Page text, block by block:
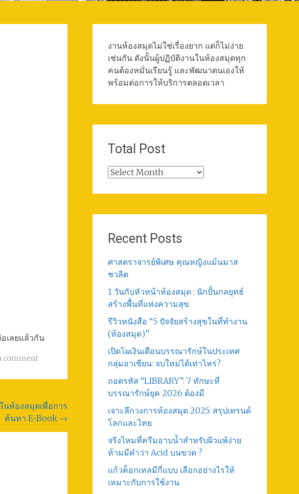
เลยแล้วกัน
comment
นห้องสมุดเพื่อการ
ค้นหา E-Book →
งานห้องสมุดไม่ใช่เรื่องยาก แต่ก็ไม่ง่าย
เช่นกัน ดังนั้นผู้ปฏิบัติงานในห้องสมุดทุก
คนต้องหมั่นเรียนรู้ และพัฒนาตนเองให้
พร้อมต่อการให้บริการตลอดเวลา
Total Post
Total
Recent Posts
ศาสตราจารย์พิเศษ คุณหญิงแม้นมาส
ชวลิต
1 วันกับหัวหน้าห้องสมุด : นักปั้นกลยุทธ์
สร้างพื้นที่แห่งความสุข
รีวิวหนังสือ “5 ปัจจัยสร้างสุขในที่ทำงาน
(ห้องสมุด)”
เปิดโผเงินเดือนบรรณารักษ์ในประเทศ
กลุ่มอาเซียน: จบใหม่ได้เท่าไหร่?
ถอดรหัส “LIBRARY”: 7 ทักษะที่
บรรณารักษ์ยุค 2026 ต้องมี
เจาะลึกวงการห้องสมุด 2025: สรุปเทรนด์
โลกและไทย
จริงไหมที่ครีมอาบน้ำสำหรับผิวแพ้ง่าย
ห้ามมีคำว่า Acid บนขวด ?
แก้วค็อกเทลมีกี่แบบ เลือกอย่างไรให้
เหมาะกับการใช้งาน